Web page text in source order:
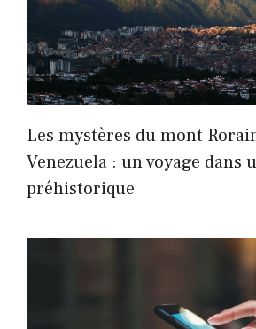
Les mystères du mont
Venezuela : un voyage dans
préhistorique